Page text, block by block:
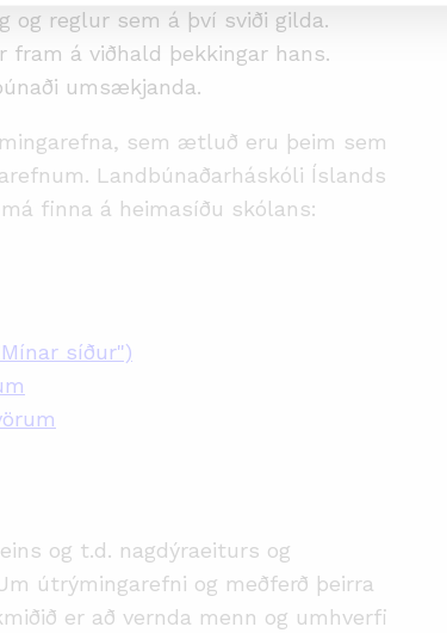
og reglur sem á því sviði gilda.
á viðhald þekkingar hans.
umsækjanda.
sem ætluð eru þeim sem
Landbúnaðarháskóli Íslands
finna á heimasíðu skólans:
síður")
og t.d. nagdýraeiturs og
útrýmingarefni og meðferð þeirra
er að vernda menn og umhverfi